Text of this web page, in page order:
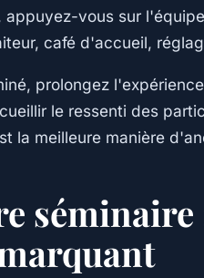
vous sur
café d'accueil,
prolongez
le ressenti des
la meilleure manière
séminaire